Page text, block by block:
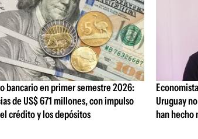
bancario en primer semestre 2026:
de US$ 671 millones, con impulso
crédito y los depósitos
Uruguay
han hecho